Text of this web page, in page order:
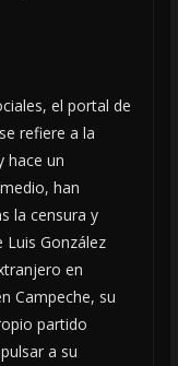
el portal de
refiere a la
hace un
han
la censura y
Luis González
en
Campeche, su
partido
a su